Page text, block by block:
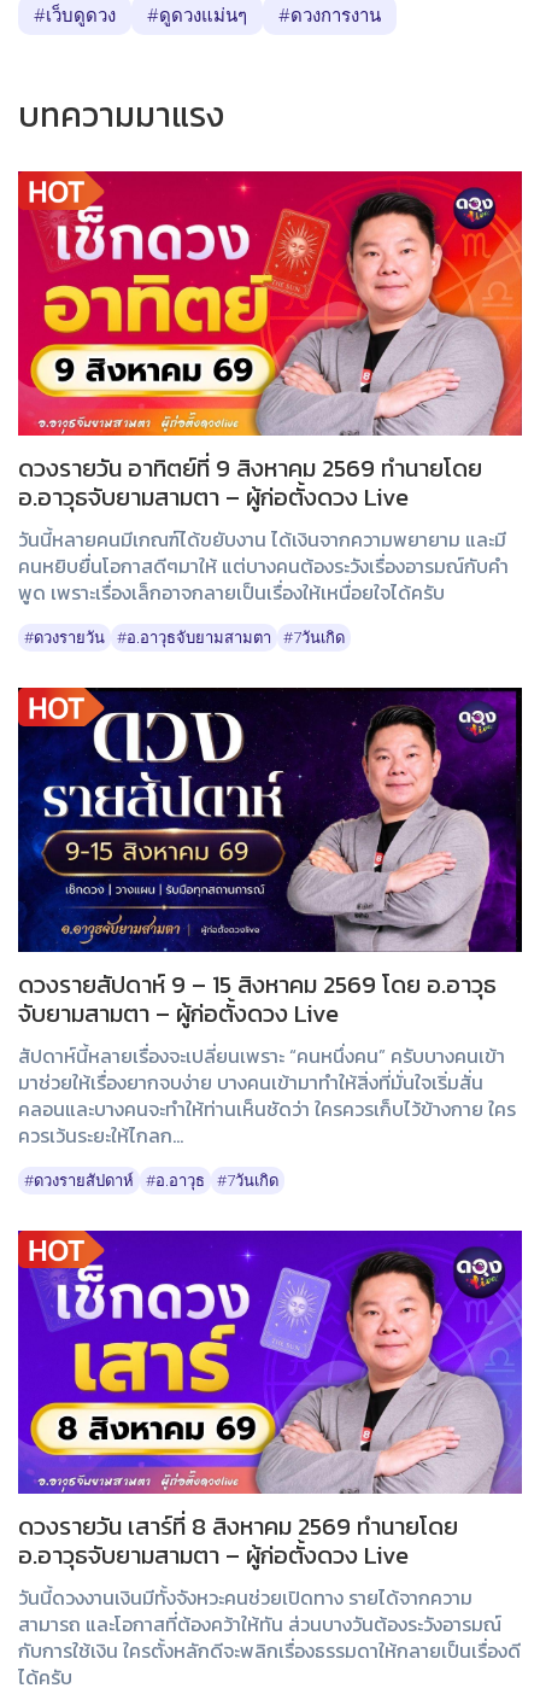
#เว็บดูดวง #ดูดวงแม่นๆ #ดวงการงาน
บทความมาแรง
ดวงรายวัน อาทิตย์ที่ 9 สิงหาคม 2569 ทำนายโดย
อ.อาวุธจับยามสามตา – ผู้ก่อตั้งดวง Live
วันนี้หลายคนมีเกณฑ์ได้ขยับงาน ได้เงินจากความพยายาม และมี
คนหยิบยื่นโอกาสดีๆมาให้ แต่บางคนต้องระวังเรื่องอารมณ์กับคำ
พูด เพราะเรื่องเล็กอาจกลายเป็นเรื่องให้เหนื่อยใจได้ครับ
#ดวงรายวัน #อ.อาวุธจับยามสามตา #7วันเกิด
ดวงรายสัปดาห์ 9 – 15 สิงหาคม 2569 โดย อ.อาวุธ
จับยามสามตา – ผู้ก่อตั้งดวง Live
สัปดาห์นี้หลายเรื่องจะเปลี่ยนเพราะ “คนหนึ่งคน” ครับบางคนเข้า
มาช่วยให้เรื่องยากจบง่าย บางคนเข้ามาทำให้สิ่งที่มั่นใจเริ่มสั่น
คลอนและบางคนจะทำให้ท่านเห็นชัดว่า ใครควรเก็บไว้ข้างกาย ใคร
ควรเว้นระยะให้ไกลก...
#ดวงรายสัปดาห์ #อ.อาวุธ #7วันเกิด
ดวงรายวัน เสาร์ที่ 8 สิงหาคม 2569 ทำนายโดย
อ.อาวุธจับยามสามตา – ผู้ก่อตั้งดวง Live
วันนี้ดวงงานเงินมีทั้งจังหวะคนช่วยเปิดทาง รายได้จากความ
สามารถ และโอกาสที่ต้องคว้าให้ทัน ส่วนบางวันต้องระวังอารมณ์
กับการใช้เงิน ใครตั้งหลักดีจะพลิกเรื่องธรรมดาให้กลายเป็นเรื่องดี
ได้ครับ